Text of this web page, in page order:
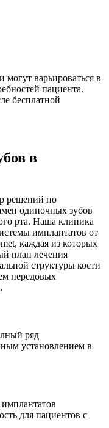
варьироваться в
пациента.
бесплатной
в
решений по
одиночных зубов
рта. Наша клиника
имплантатов от
каждая из которых
план лечения
структуры кости
передовых
ряд
установлением в
для пациентов с